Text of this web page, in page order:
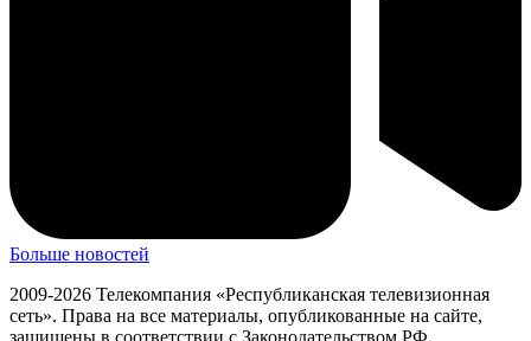
Больше новостей
2009-2026 Телекомпания «Республиканская телевизионная
сеть». Права на все материалы, опубликованные на сайте,